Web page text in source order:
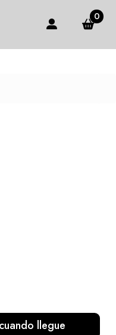
0
llegue